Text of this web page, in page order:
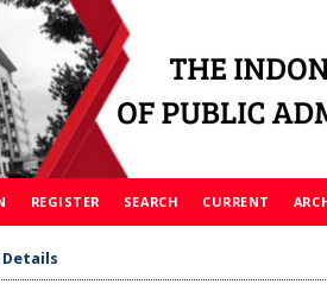
REGISTER SEARCH CURRENT